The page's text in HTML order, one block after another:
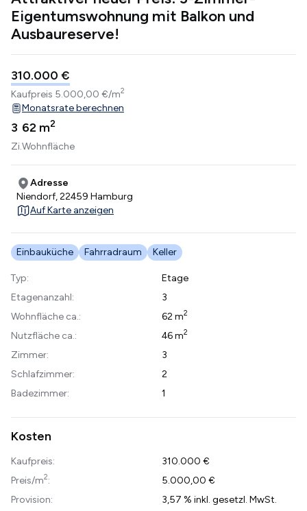
Eigentumswohnung mit Balkon und
Ausbaureserve!
310.000 €
Kaufpreis 5.000,00 €/m2
Monatsrate berechnen
3
Zi.
62 m2
Wohnfläche
Adresse
Niendorf, 22459 Hamburg
Auf Karte anzeigen
Einbauküche Fahrradraum Keller
Typ:
Etage
Etagenanzahl:
3
Wohnfläche ca.:
62 m2
Nutzfläche ca.: 46 m2
Zimmer:
3
Schlafzimmer:
2
Badezimmer:
1
Kosten
Kaufpreis:
310.000 €
Preis/m2:
5.000,00 €
Provision:
3,57 % inkl. gesetzl. MwSt.